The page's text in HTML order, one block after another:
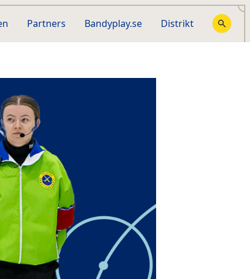
Partners Bandyplay.se Distrikt